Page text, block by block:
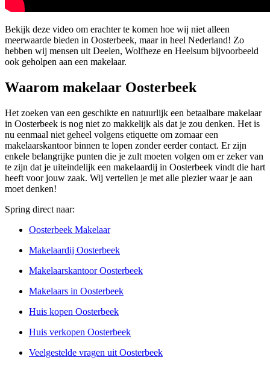
Bekijk deze video om erachter te komen hoe wij niet alleen
meerwaarde bieden in Oosterbeek, maar in heel Nederland! Zo
hebben wij mensen uit Deelen, Wolfheze en Heelsum bijvoorbeeld
ook geholpen aan een makelaar.
Waarom makelaar Oosterbeek
Het zoeken van een geschikte en natuurlijk een betaalbare makelaar
in Oosterbeek is nog niet zo makkelijk als dat je zou denken. Het is
nu eenmaal niet geheel volgens etiquette om zomaar een
makelaarskantoor binnen te lopen zonder eerder contact. Er zijn
enkele belangrijke punten die je zult moeten volgen om er zeker van
te zijn dat je uiteindelijk een makelaardij in Oosterbeek vindt die hart
heeft voor jouw zaak. Wij vertellen je met alle plezier waar je aan
moet denken!
Spring direct naar:
Oosterbeek Makelaar
Makelaardij Oosterbeek
Makelaarskantoor Oosterbeek
Makelaars in Oosterbeek
Huis kopen Oosterbeek
Huis verkopen Oosterbeek
Veelgestelde vragen uit Oosterbeek